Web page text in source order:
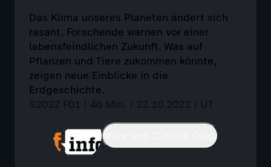
Das Klima unseres Planeten ändert sich
rasant. Forschende warnen vor einer
lebensfeindlichen Zukunft. Was auf
Pflanzen und Tiere zukommen könnte,
zeigen neue Einblicke in die
Erdgeschichte.
S2022 F01 | 46 Min. | 22.10.2022 | UT
Mehr von ZDFinfo Doku